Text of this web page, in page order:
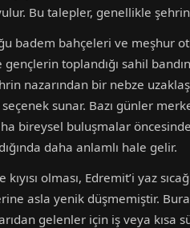
Bu talepler, genellikle
badem bahçeleri ve meşhur
toplandığı sahil
nazarından bir nebze
sunar. Bazı günler
bireysel buluşmalar
daha anlamlı hale gelir.
kıyısı olması, Edremit’i yaz
asla yenik düşmemiştir.
gelenler için iş veya